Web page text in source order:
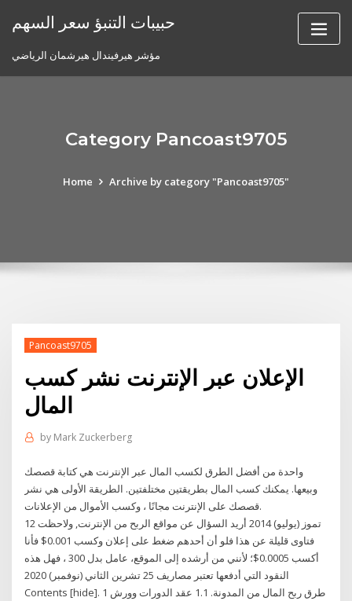
حبيبات التنبؤ سعر السهم
مؤشر هيرفيندال هيرشمان الرياضي
Category Pancoast9705
Home Archive by category "Pancoast9705"
Pancoast9705
الإعلان عبر الإنترنت نشر كسب
المال
by Mark Zuckerberg
واحدة من أفضل الطرق لكسب المال عبر الإنترنت هي كتابة قصصك
وبيعها. يمكنك كسب المال بطريقتين مختلفتين. الطريقة الأولى هي نشر
قصصك على الإنترنت مجانًا ، وكسب الأموال من الإعلانات.
12 تموز (يوليو) 2014 أريد السؤال عن مواقع الربح من الإنترنت, ولاحظت
فتاوى قليلة عن هذا فلو أن أحدهم ضغط على إعلان وكسب 0.001$ فأنا
أكسب 0.0005$؛ لأنني من أرشده إلى الموقع، عامل بدل 300 ، فهل هذه
النقود التي أدفعها تعتبر مصاريف 25 تشرين الثاني (نوفمبر) 2020
Contents [hide]. 1 طرق ربح المال من المدونة. 1.1 عقد الدورات وورش